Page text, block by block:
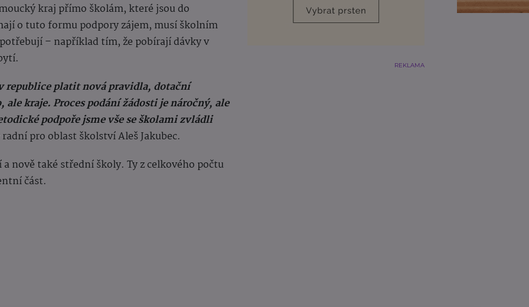
kraj přímo školám, které jsou do
o tuto formu podpory zájem, musí školním
– například tím, že pobírají dávky v
republice platit nová pravidla, dotační
kraje. Proces podání žádosti je náročný, ale
podpoře jsme vše se školami zvládli
pro oblast školství Aleš Jakubec.
nově také střední školy. Ty z celkového počtu
část.
REKLAMA